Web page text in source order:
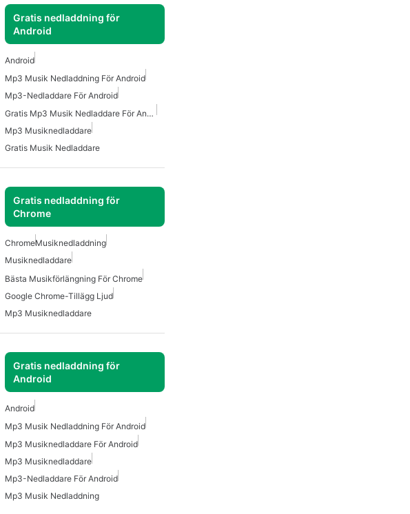
Gratis nedladdning för
Android
Android
Mp3 Musik Nedladdning För Android
Mp3-Nedladdare För Android
Gratis Mp3 Musik Nedladdare För Android
Mp3 Musiknedladdare
Gratis Musik Nedladdare
Gratis nedladdning för
Chrome
ChromeMusiknedladdning
Musiknedladdare
Bästa Musikförlängning För Chrome
Google Chrome-Tillägg Ljud
Mp3 Musiknedladdare
Gratis nedladdning för
Android
Android
Mp3 Musik Nedladdning För Android
Mp3 Musiknedladdare För Android
Mp3 Musiknedladdare
Mp3-Nedladdare För Android
Mp3 Musik Nedladdning